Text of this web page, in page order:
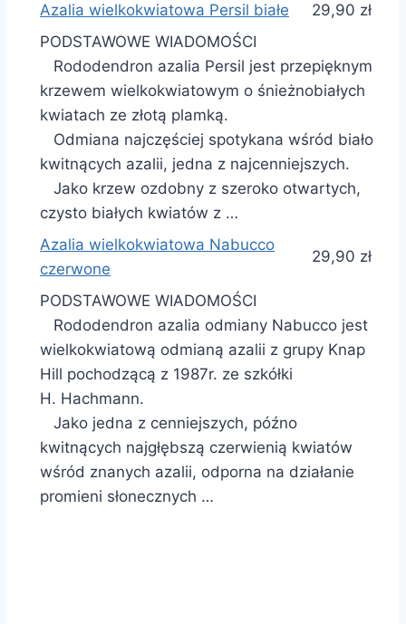
Azalia wielkokwiatowa Persil białe
29,90 zł
PODSTAWOWE WIADOMOŚCI
Rododendron azalia Persil jest przepięknym
krzewem wielkokwiatowym o śnieżnobiałych
kwiatach ze złotą plamką.
Odmiana najczęściej spotykana wśród biało
kwitnących azalii, jedna z najcenniejszych.
Jako krzew ozdobny z szeroko otwartych,
czysto białych kwiatów z …
Azalia wielkokwiatowa Nabucco
czerwone
29,90 zł
PODSTAWOWE WIADOMOŚCI
Rododendron azalia odmiany Nabucco jest
wielkokwiatową odmianą azalii z grupy Knap
Hill pochodzącą z 1987r. ze szkółki
H. Hachmann.
Jako jedna z cenniejszych, późno
kwitnących najgłębszą czerwienią kwiatów
wśród znanych azalii, odporna na działanie
promieni słonecznych …